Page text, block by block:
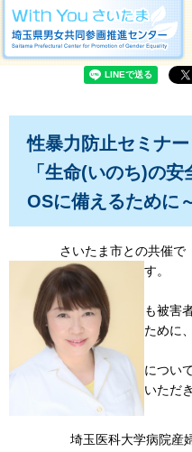
Center for Promotion of Gender Equality
性暴力防止セミナー
「生命(いのち)の
OSに備えるために～
さいたま市との共催で「
す。
子ど
も被害
ために、
科学
につい
いただ
（高
埼玉医科大学病院産婦人